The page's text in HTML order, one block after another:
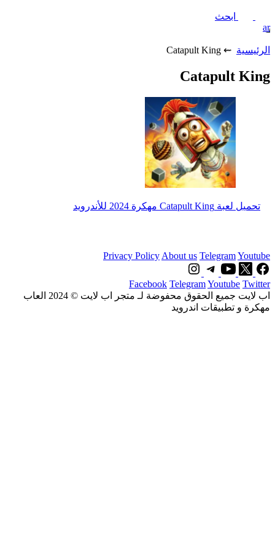
ابحث
ar
الرئيسية ⇜ Catapult King
Catapult King
تحميل لعبة Catapult King مهكرة 2024 للأندرويد
Privacy Policy About us TelegramYoutube
Facebook TelegramYoutube Twitter
اب لايت جميع الحقوق محفوضة لـ متجر اب لايت © 2024 العاب
مهكرة و تطبيقات اندرويد